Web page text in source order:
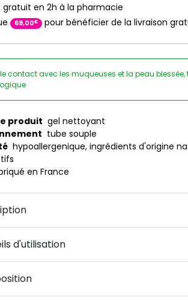
gratuit en 2h à la pharmacie
69,00€ pour bénéficier de la livraison
contact avec les muqueuses et la peau blessée,
produit gel nettoyant
tube souple
hypoallergenique, ingrédients d'origine
en France
d'utilisation